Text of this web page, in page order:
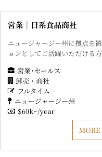
営業｜日系食品商社
ニュージャージー州に拠点を
ョンとしてご活躍いただける
営業･セールス
卸売・商社
フルタイム
ニュージャージー州
$60k~/year